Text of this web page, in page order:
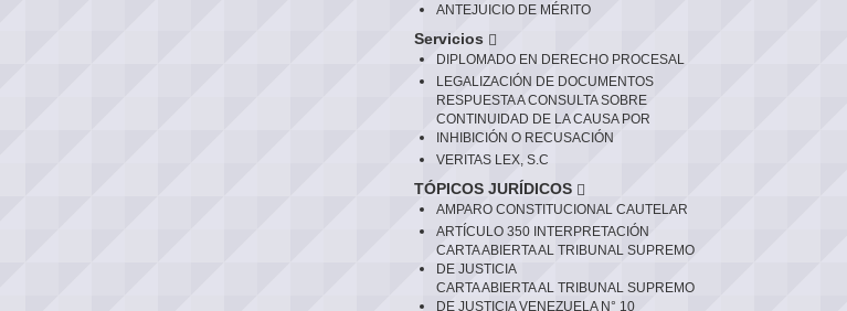
ANTEJUICIO DE MÉRITO
Servicios
DIPLOMADO EN DERECHO PROCESAL
LEGALIZACIÓN DE DOCUMENTOS
RESPUESTA A CONSULTA SOBRE
CONTINUIDAD DE LA CAUSA POR
INHIBICIÓN O RECUSACIÓN
VERITAS LEX, S.C
TÓPICOS JURÍDICOS
AMPARO CONSTITUCIONAL CAUTELAR
ARTÍCULO 350 INTERPRETACIÓN
CARTA ABIERTA AL TRIBUNAL SUPREMO
DE JUSTICIA
CARTA ABIERTA AL TRIBUNAL SUPREMO
DE JUSTICIA VENEZUELA N° 10